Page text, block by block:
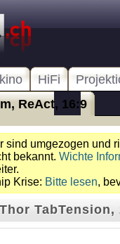
HiFi
ReAct, 16:9
sind umgezogen und
bekannt. Wichte
Krise: Bitte lesen,